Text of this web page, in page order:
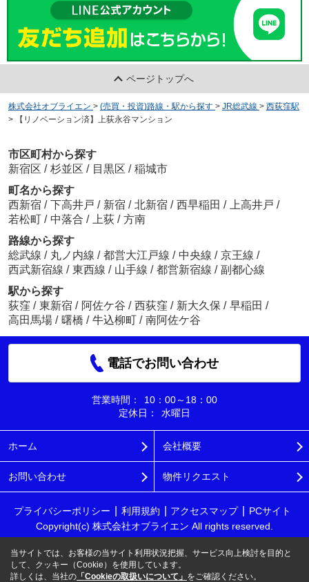
ページトップへ
株式会社オブライエン > (売買・投資)路線・駅から探す > JR総武線 > 西荻窪駅
>
【リノベーション済】上荻永谷マンション
市区町村から探す
新宿区 / 杉並区 / 目黒区 / 稲城市
町名から探す
西新宿 / 下高井戸 / 新宿 / 北新宿 / 西早稲田 / 上高井戸 /
若松町 / 中落合 / 上荻 / 方南
路線から探す
総武線 / 丸ノ内線 / 都営大江戸線 / 中央線 / 京王線 /
西武新宿線 / 東西線 / 山手線 / 都営新宿線 / 副都心線
駅から探す
荻窪 / 東新宿 / 阿佐ケ谷 / 西荻窪 / 新大久保 / 早稲田 /
高田馬場 / 曙橋 / 牛込柳町 / 南阿佐ケ谷
電話でお問い合わせ
営業時間：
10：00～18：00
定休日：
水曜日
ホーム 会社概要
お問い合わせ 物件リクエスト
プライバシーポリシー 利用規約 アクセスマップ
PCサイト
Copyright(c) 株式会社オブライエン All rights reserved.
当サイトでは、お客様の当サイト利用状況把握、サービス向上検討を目的と
して、クッキー（Cookie）を使用しています。
詳しくは、当社の 「Cookieの取扱いについて」 をご確認ください。